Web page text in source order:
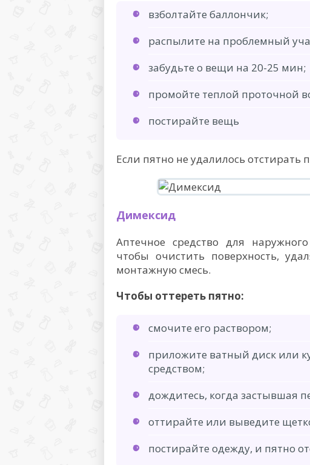
взболтайте баллончик;
распылите на проблемный
забудьте о вещи на 20-25 мин;
промойте теплой проточной
постирайте вещь
Если пятно не удалилось отстирать
Димексид
Аптечное средство для
чтобы очистить поверхность,
монтажную смесь.
Чтобы оттереть пятно:
смочите его раствором;
приложите ватный диск или
средством;
дождитесь, когда застывшая
оттирайте или выведите
постирайте одежду, и пятно